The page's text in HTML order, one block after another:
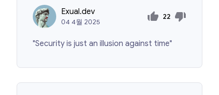
Exual.dev
04 4월 2025
22
"Security is just an illusion against time"